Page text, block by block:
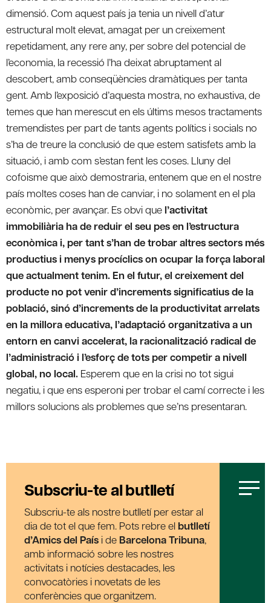
dimensió. Com aquest país ja tenia un nivell d’atur
estructural molt elevat, amagat per un creixement
repetidament, any rere any, per sobre del potencial de
l’economia, la recessió l’ha deixat abruptament al
descobert, amb conseqüències dramàtiques per tanta
gent. Amb l’exposició d’aquesta mostra, no exhaustiva, de
temes que han merescut en els últims mesos tractaments
tremendistes per part de tants agents polítics i socials no
s’ha de treure la conclusió de que estem satisfets amb la
situació, i amb com s’estan fent les coses. Lluny del
cofoisme que això demostraria, entenem que en el nostre
país moltes coses han de canviar, i no solament en el pla
econòmic, per avançar. Es obvi que l’activitat
immobiliària ha de reduir el seu pes en l’estructura
econòmica i, per tant s’han de trobar altres sectors més
productius i menys procíclics on ocupar la força laboral
que actualment tenim. En el futur, el creixement del
producte no pot venir d’increments significatius de la
població, sinó d’increments de la productivitat arrelats
en la millora educativa, l’adaptació organitzativa a un
entorn en canvi accelerat, la racionalització radical de
l’administració i l’esforç de tots per competir a nivell
global, no local. Esperem que en la crisi no tot sigui
negatiu, i que ens esperoni per trobar el camí correcte i les
millors solucions als problemes que se’ns presentaran.
Subscriu-te al butlletí
Subscriu-te als nostre butlletí per estar al
dia de tot el que fem. Pots rebre el butlletí
d’Amics del País i de Barcelona Tribuna,
amb informació sobre les nostres
activitats i notícies destacades, les
convocatòries i novetats de les
conferències que organitzem.